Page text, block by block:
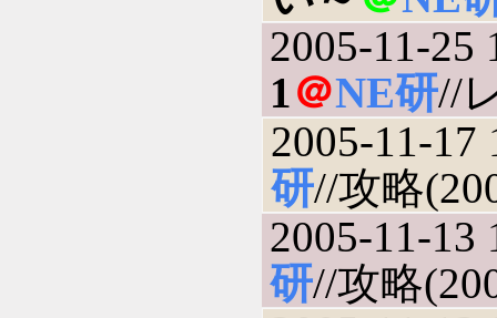
2005-11-25
1＠NE研//
2005-11-17
研//攻略
2005-11-13
研//攻略